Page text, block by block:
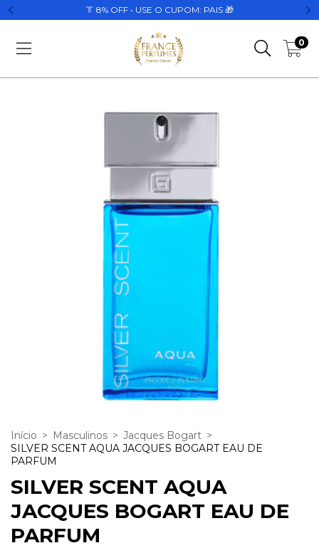
👔 8% OFF • USE O CUPOM: PAIS 🎁
0
Início > Masculinos > Jacques Bogart >
SILVER SCENT AQUA JACQUES BOGART EAU DE
PARFUM
SILVER SCENT AQUA
JACQUES BOGART EAU DE
PARFUM